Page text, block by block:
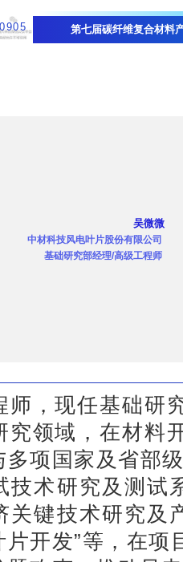
0905 第七届碳纤维复合材料
吴微微
中材科技风电叶片股份有限公司
基础研究部经理/高级工程师
师，现任基础研
究领域，在材料
项国家及省部
技术研究及测试
关键技术研究及
开发”等，在